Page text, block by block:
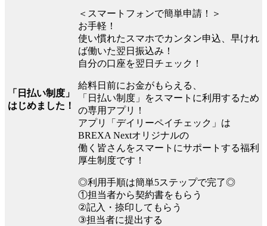
「日払い制度」
はじめました！
＜スマートフォンで簡単申請！＞
お手軽！
使い慣れたスマホでカンタン申込、早けれ
ば働いた翌日振込み！
自分の口座を翌日チェック！
給料日前にお金がもらえる、
「日払い制度」をスマートに利用するため
の専用アプリ！
アプリ「デイリーペイチェック」は
BREXA Nextオリジナルの
働く皆さんをスマートにサポートする福利
厚生制度です！
◎利用手順は簡単5ステップで完了◎
①担当者から契約書をもらう
②記入・捺印してもらう
③担当者に提出する